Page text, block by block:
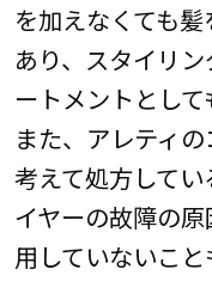
を加えなくても
あり、スタイリ
ートメントとして
また、アレティ
考えて処方して
イヤーの故障の
用していないこと